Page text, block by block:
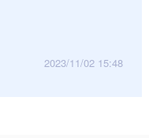
2023/11/02 15:48